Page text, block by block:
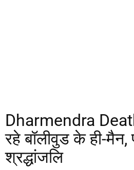
Dharmendra
रहे बॉलीवुड के ही-मैन,
श्रद्धांजलि